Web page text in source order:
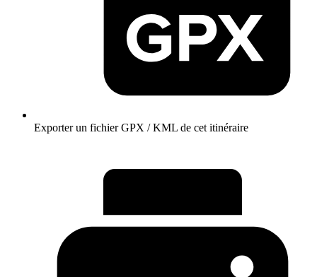
Exporter un fichier GPX / KML de cet itinéraire